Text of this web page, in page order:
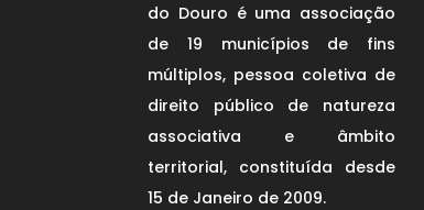
do Douro é uma associação
de 19 municípios de fins
múltiplos, pessoa coletiva de
direito público de natureza
associativa e âmbito
territorial, constituída desde
15 de Janeiro de 2009.